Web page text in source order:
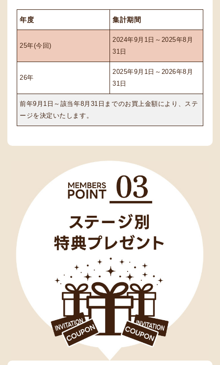
年度 集計期間
25年(今回)
2024年9月1日～2025年8月
31日
26年
2025年9月1日～2026年8月
31日
前年9月1日～該当年8月31日までのお買上金額により、ステ
ージを決定いたします。